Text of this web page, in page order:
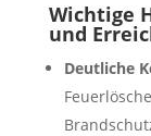
Wichtige
und
Deutliche